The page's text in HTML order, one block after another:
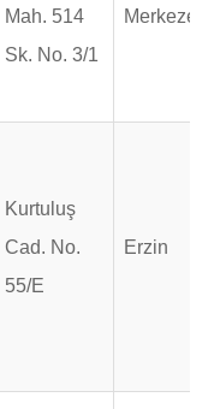
Mah. 514
Sk. No. 3/1
Kurtuluş
Cad. No.
55/E
Erzin